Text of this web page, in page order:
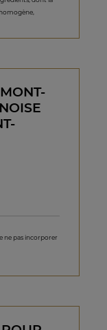
ne pas incorporer